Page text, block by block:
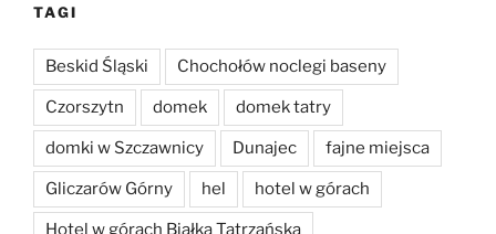
TAGI
Beskid Śląski Chochołów noclegi baseny
Czorszytn domek domek tatry
domki w Szczawnicy Dunajec fajne miejsca
Gliczarów Górny hel hotel w górach
Hotel w górach Białka Tatrzańska